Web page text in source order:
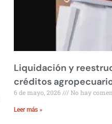
Liquidación y
créditos
6 de mayo, 2026 No hay
Leer más »